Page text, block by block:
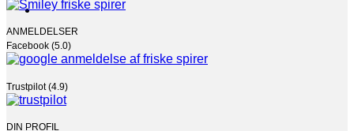
ANMELDELSER
Facebook (5.0)
Trustpilot (4.9)
DIN PROFIL